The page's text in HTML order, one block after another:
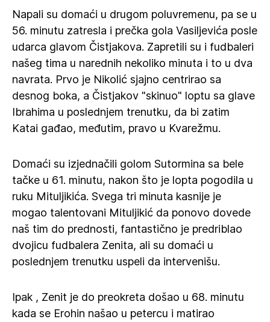
Napali su domaći u drugom poluvremenu, pa se u
56. minutu zatresla i prečka gola Vasiljevića posle
udarca glavom Čistjakova. Zapretili su i fudbaleri
našeg tima u narednih nekoliko minuta i to u dva
navrata. Prvo je Nikolić sjajno centrirao sa
desnog boka, a Čistjakov "skinuo" loptu sa glave
Ibrahima u poslednjem trenutku, da bi zatim
Katai gađao, međutim, pravo u Kvarežmu.
Domaći su izjednačili golom Sutormina sa bele
tačke u 61. minutu, nakon što je lopta pogodila u
ruku Mituljikića. Svega tri minuta kasnije je
mogao talentovani Mituljikić da ponovo dovede
naš tim do prednosti, fantastično je predriblao
dvojicu fudbalera Zenita, ali su domaći u
poslednjem trenutku uspeli da intervenišu.
Ipak , Zenit je do preokreta došao u 68. minutu
kada se Erohin našao u petercu i matirao